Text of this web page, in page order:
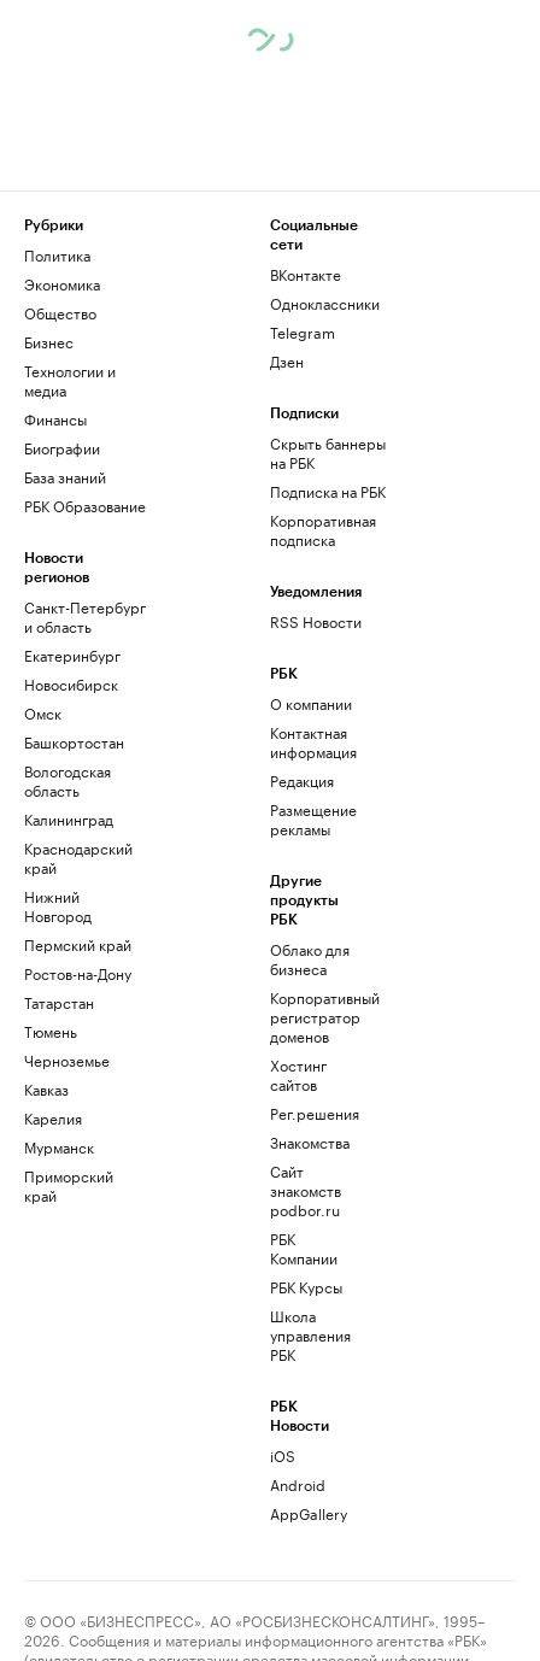
Рубрики
Политика
Экономика
Общество
Бизнес
Технологии и
медиа
Финансы
Биографии
База знаний
РБК Образование
Новости
регионов
Санкт-Петербург
и область
Екатеринбург
Новосибирск
Омск
Башкортостан
Вологодская
область
Калининград
Краснодарский
край
Нижний
Новгород
Пермский край
Ростов-на-Дону
Татарстан
Тюмень
Черноземье
Кавказ
Карелия
Мурманск
Приморский
край
Социальные
сети
ВКонтакте
Одноклассники
Telegram
Дзен
Подписки
Скрыть баннеры
на РБК
Подписка на РБК
Корпоративная
подписка
Уведомления
RSS Новости
РБК
О компании
Контактная
информация
Редакция
Размещение
рекламы
Другие
продукты
РБК
Облако для
бизнеса
Корпоративный
регистратор
доменов
Хостинг
сайтов
Рег.решения
Знакомства
Сайт
знакомств
podbor.ru
РБК
Компании
РБК Курсы
Школа
управления
РБК
РБК
Новости
iOS
Android
AppGallery
© ООО «БИЗНЕСПРЕСС», АО «РОСБИЗНЕСКОНСАЛТИНГ», 1995–
2026. Сообщения и материалы информационного агентства «РБК»